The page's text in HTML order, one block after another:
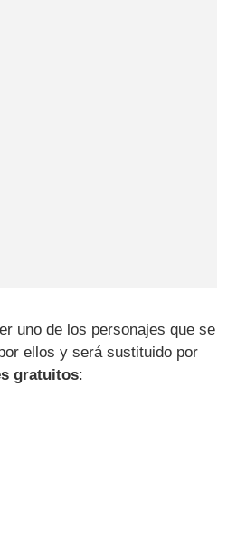
uno de los personajes que se
ellos y será sustituido por
gratuitos: